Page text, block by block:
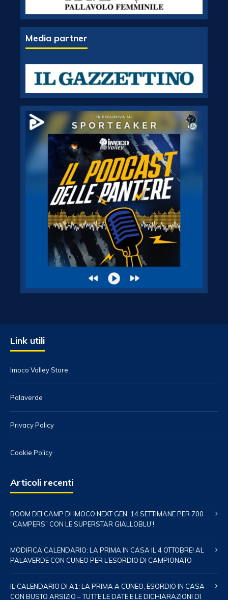
Media partner
Link utili
Imoco Volley Store
Palaverde
Privacy Policy
Cookie Policy
Articoli recenti
BOOM DEI CAMP DI IMOCO NEXT GEN: 14 SETTIMANE PER 700
“CAMPERS” CON LE SUPERSTAR GIALLOBLU’!
MODIFICA CALENDARIO: LA PRIMA IN CASA IL 4 OTTOBRE! AL
PALAVERDE CON CUNEO PER L’ESORDIO DI CAMPIONATO
IL CALENDARIO DI A1: LA PRIMA A CUNEO, ESORDIO IN CASA
CON BUSTO ARSIZIO – TUTTE LE DATE E LE DICHIARAZIONI DI